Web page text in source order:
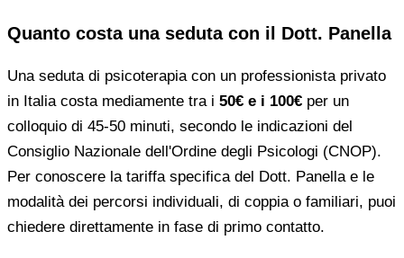
Quanto costa una seduta con il Dott. Panella
Una seduta di psicoterapia con un professionista privato
in Italia costa mediamente tra i 50€ e i 100€ per un
colloquio di 45-50 minuti, secondo le indicazioni del
Consiglio Nazionale dell'Ordine degli Psicologi (CNOP).
Per conoscere la tariffa specifica del Dott. Panella e le
modalità dei percorsi individuali, di coppia o familiari, puoi
chiedere direttamente in fase di primo contatto.